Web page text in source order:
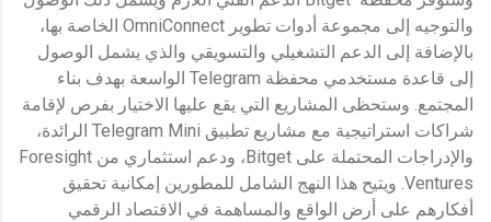
والتوجيه إلى مجموعة أدوات تطوير OmniConnect الخاصة بها،
بالإضافة إلى الدعم التشغيلي والتسويقي والذي يشمل الوصول
إلى قاعدة مستخدمي محفظة Telegram الواسعة بهدف بناء
المجتمع. وستحظى المشاريع التي يقع عليها الاختيار بفرص لإقامة
شراكات استراتيجية مع مشاريع تطبيق Telegram Mini الرائدة،
والإدراجات المحتملة على Bitget، ودعم استثماري من Foresight
Ventures. ويتيح هذا النهج الشامل للمطورين إمكانية تحقيق
أفكارهم على أرض الواقع والمساهمة في الاقتصاد الرقمي